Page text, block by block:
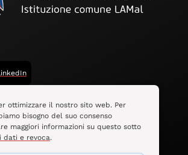
ottimizzare il nostro sito web. Per
bisogno del suo consenso
maggiori informazioni su questo sotto
dati e revoca.